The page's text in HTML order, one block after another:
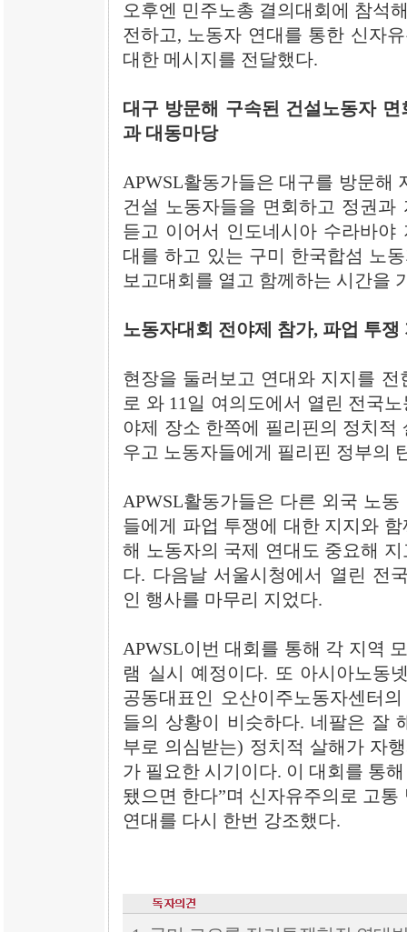
오후엔 민주노총 결의대회에 참석
전하고, 노동자 연대를 통한 신자
대한 메시지를 전달했다.
대구 방문해 구속된 건설노동자
과 대동마당
APWSL활동가들은 대구를 방문해
건설 노동자들을 면회하고 정권
듣고 이어서 인도네시아 수라바
대를 하고 있는 구미 한국합섬 노
보고대회를 열고 함께하는 시간을
노동자대회 전야제 참가, 파업 투쟁
현장을 둘러보고 연대와 지지를
로 와 11일 여의도에서 열린 전국
야제 장소 한쪽에 필리핀의 정치
우고 노동자들에게 필리핀 정부의
APWSL활동가들은 다른 외국 노
들에게 파업 투쟁에 대한 지지와
해 노동자의 국제 연대도 중요해
다. 다음날 서울시청에서 열린 전
인 행사를 마무리 지었다.
APWSL이번 대회를 통해 각 지역
램 실시 예정이다. 또 아시아노동
공동대표인 오산이주노동자센터
들의 상황이 비슷하다. 네팔은 잘
부로 의심받는) 정치적 살해가 자
가 필요한 시기이다. 이 대회를 통
됐으면 한다”며 신자유주의로 고
연대를 다시 한번 강조했다.